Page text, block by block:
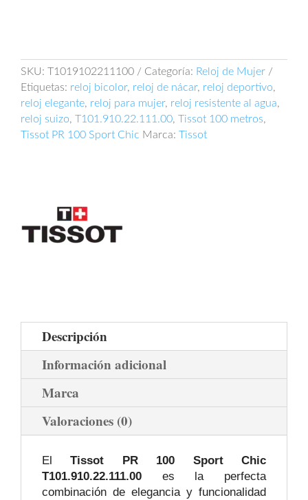
T101.910.22.111.00
cantidad
SKU: T1019102211100 Categoría: Reloj de Mujer
Etiquetas: reloj bicolor, reloj de nácar, reloj deportivo,
reloj elegante, reloj para mujer, reloj resistente al agua,
reloj suizo, T101.910.22.111.00, Tissot 100 metros,
Tissot PR 100 Sport Chic Marca: Tissot
Descripción
Información adicional
Marca
Valoraciones (0)
ElTissot PR 100 Sport Chic
T101.910.22.111.00 es la perfecta
combinación de elegancia y funcionalidad